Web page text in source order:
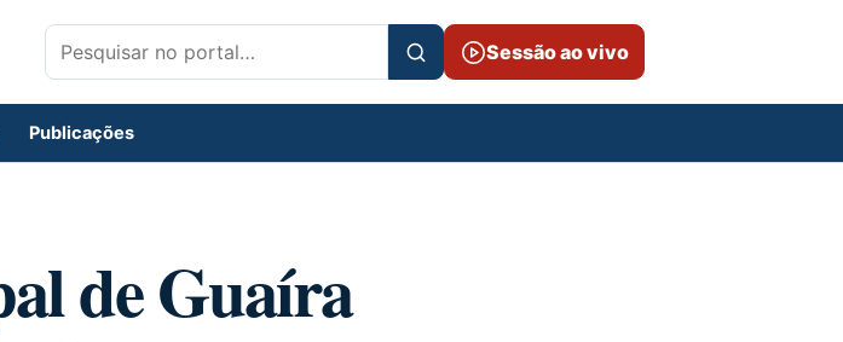
Pesquisar por:
Sessão ao vivo
Publicações
de Guaíra